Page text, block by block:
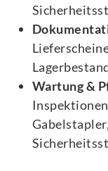
Wartung &